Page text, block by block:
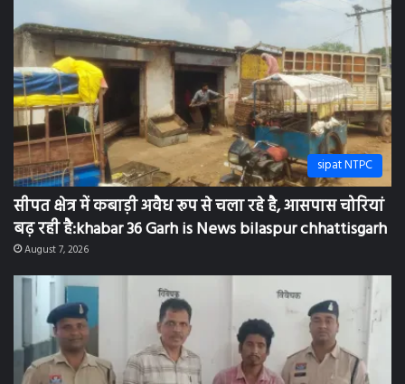
sipat NTPC
सीपत क्षेत्र में कबाड़ी अवैध रूप से चला रहे है, आसपास चोरियां
बढ़ रही है:khabar 36 Garh is News bilaspur chhattisgarh
August 7, 2026